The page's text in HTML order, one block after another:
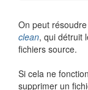
On peut
clean, qui détruit
fichiers source.
Si cela ne
supprimer un